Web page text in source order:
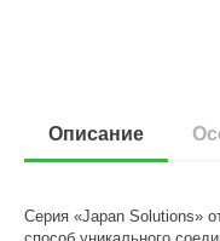
Описание
Серия «Japan Solutions»